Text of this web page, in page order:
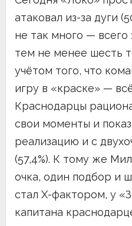
атаковал из-за дуги
не так много — всего
тем не менее шесть
учётом того, что
игру в «краске» —
Краснодарцы
свои моменты и
реализацию и с
(57,4%). К тому же
очка, один подбор и
стал X-фактором, у
капитана